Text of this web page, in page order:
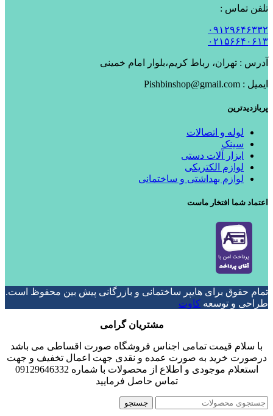
تلفن تماس :
۰۹۱۲۹۶۴۶۳۳۲
۰۲۱۵۶۶۴۰۶۱۳
آدرس : تهران، رباط کریم،بلوار امام خمینی
ایمیل : Pishbinshop@gmail.com
پربازدیدترین
لوله و اتصالات
سینک
ابزار آلات دستی
لوازم الکتریکی
لوازم بهداشتی و ساختمانی
اعتماد شما افتخار ماست
تمام حقوق برای هایپر ساختمانی و بازرگانی پیش بین محفوظ است.
طراحی و توسعه کاوت
مشتریان گرامی
با سلام قیمت تمامی اجناس فروشگاه صورت اقساطی می باشد
درصورت خرید به صورت عمده و نقدی جهت اعمال تخفیف و جهت
استعلام موجودی و اطلاع از محصولات با شماره 09129646332
تماس حاصل فرمایید
جستجو